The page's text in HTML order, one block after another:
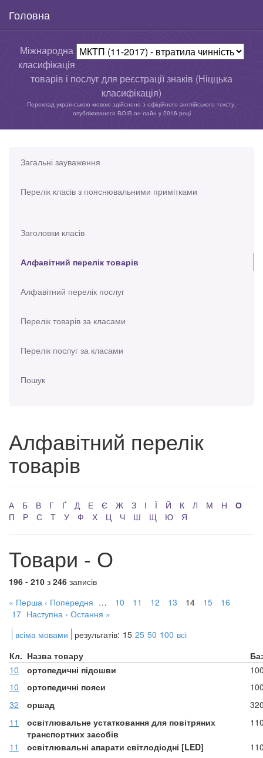
Головна
Міжнародна
класифікація
товарів і послуг для реєстрації знаків (Ніццька
класифікація)
Переклад українською мовою здійснено з офіційного англійського тексту,
опублікованого ВОІВ он-лайн у 2016 році
Загальні зауваження
Перелік класів з пояснювальними примітками
Заголовки класів
Алфавітний перелік товарів
Алфавітний перелік послуг
Перелік товарів за класами
Перелік послуг за класами
Пошук
Алфавітний перелік
товарів
А Б В Г Ґ Д Е Є Ж З І Ї Й К Л М Н
О
П
Р С Т У Ф Х Ц Ч Ш Щ Ю Я
Товари - О
196 - 210 з 246 записів
« Перша ‹ Попередня … 10 11 12 13 14 15
16
17 Наступна › Остання »
всіма мовами
результатів: 15 25 50 100 всі
Кл. Назва товару
10
ортопедичні підошви
10
ортопедичні пояси
32
оршад
11
освітлювальне устатковання для повітряних
транспортних засобів
11 освітлювальні апарати світлодіодні [LED]